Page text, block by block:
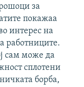
за
покажаа
интерес на
работниците.
сам може да
сплотени
борба,